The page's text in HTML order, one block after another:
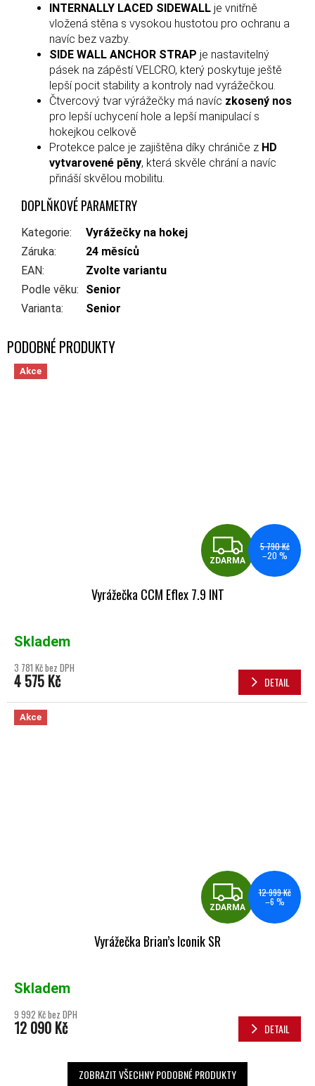
INTERNALLY LACED SIDEWALL je vnitřně
vložená stěna s vysokou hustotou pro ochranu a
navíc bez vazby.
SIDE WALL ANCHOR STRAP je nastavitelný
pásek na zápěstí VELCRO, který poskytuje ještě
lepší pocit stability a kontroly nad vyrážečkou.
Čtvercový tvar výrážečky má navíc zkosený nos
pro lepší uchycení hole a lepší manipulací s
hokejkou celkově
Protekce palce je zajištěna díky chrániče z HD
vytvarovené pěny, která skvěle chrání a navíc
přináší skvělou mobilitu.
DOPLŇKOVÉ PARAMETRY
Kategorie:
Vyrážečky na hokej
Záruka:
24 měsíců
EAN:
Zvolte variantu
Podle věku:
Senior
Varianta: Senior
Akce
ZDARMA
5 790 Kč
–20 %
Vyrážečka CCM Eflex 7.9 INT
Skladem
3 781 Kč bez DPH
4 575 Kč DETAIL
Akce
ZDARMA
12 999 Kč
–6 %
Vyrážečka Brian’s Iconik SR
Skladem
9 992 Kč bez DPH
12 090 Kč DETAIL
ZOBRAZIT VŠECHNY PODOBNÉ PRODUKTY